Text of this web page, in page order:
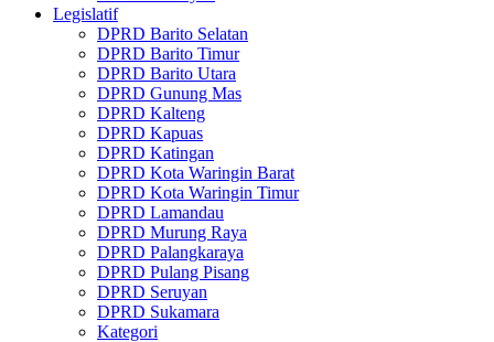
Legislatif
DPRD Barito Selatan
DPRD Barito Timur
DPRD Barito Utara
DPRD Gunung Mas
DPRD Kalteng
DPRD Kapuas
DPRD Katingan
DPRD Kota Waringin Barat
DPRD Kota Waringin Timur
DPRD Lamandau
DPRD Murung Raya
DPRD Palangkaraya
DPRD Pulang Pisang
DPRD Seruyan
DPRD Sukamara
Kategori